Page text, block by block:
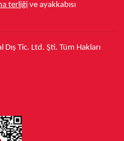
terliği ve ayakkabısı
Tic. Ltd. Şti. Tüm Hakları